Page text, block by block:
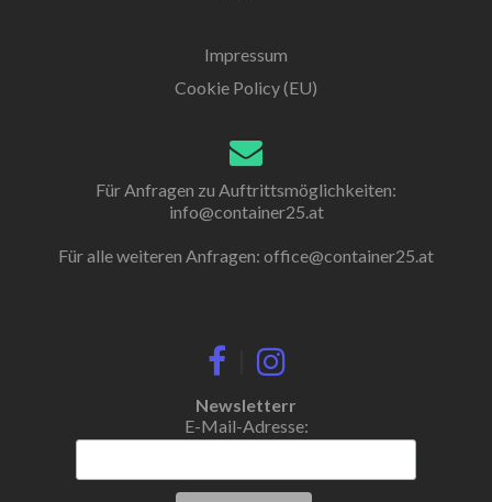
Impressum
Cookie Policy (EU)
Für Anfragen zu Auftrittsmöglichkeiten:
info@container25.at
Für alle weiteren Anfragen: office@container25.at
Newsletterr
E-Mail-Adresse: